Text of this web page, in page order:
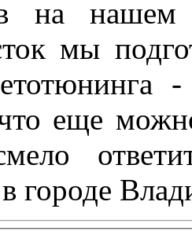
на
мы
еще
городе